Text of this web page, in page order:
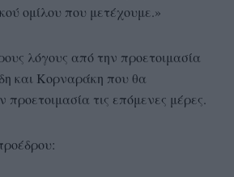
ομίλου που μετέχουμε.»
λόγους από την προετοιμασία
και Κορναράκη που θα
τις επόμενες μέρες.